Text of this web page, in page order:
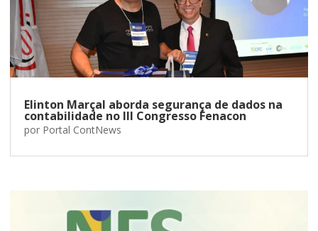
Elinton Marçal aborda segurança de dados na
contabilidade no III Congresso Fenacon
por Portal ContNews